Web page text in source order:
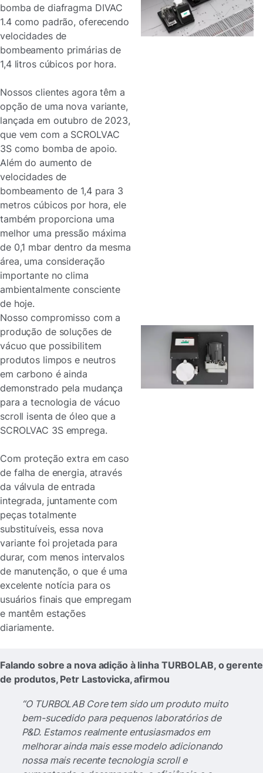
bomba de diafragma DIVAC
1.4 como padrão, oferecendo
velocidades de
bombeamento primárias de
1,4 litros cúbicos por hora.
Nossos clientes agora têm a
opção de uma nova variante,
lançada em outubro de 2023,
que vem com a SCROLVAC
3S como bomba de apoio.
Além do aumento de
velocidades de
bombeamento de 1,4 para 3
metros cúbicos por hora, ele
também proporciona uma
melhor uma pressão máxima
de 0,1 mbar dentro da mesma
área, uma consideração
importante no clima
ambientalmente consciente
de hoje.
Nosso compromisso com a
produção de soluções de
vácuo que possibilitem
produtos limpos e neutros
em carbono é ainda
demonstrado pela mudança
para a tecnologia de vácuo
scroll isenta de óleo que a
SCROLVAC 3S emprega.
Com proteção extra em caso
de falha de energia, através
da válvula de entrada
integrada, juntamente com
peças totalmente
substituíveis, essa nova
variante foi projetada para
durar, com menos intervalos
de manutenção, o que é uma
excelente notícia para os
usuários finais que empregam
e mantêm estações
diariamente.
Falando sobre a nova adição à linha TURBOLAB, o gerente
de produtos, Petr Lastovicka, afirmou
“O TURBOLAB Core tem sido um produto muito
bem-sucedido para pequenos laboratórios de
P&D. Estamos realmente entusiasmados em
melhorar ainda mais esse modelo adicionando
nossa mais recente tecnologia scroll e